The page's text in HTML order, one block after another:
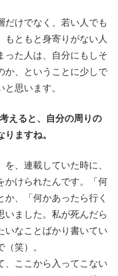
けでなく、若い人でも
もともと身寄りがない人
った人は、自分にもしそ
か、ということに少しで
思います。
えると、自分の周りの
ますね。
、連載していた時に、
かけられたんです。「何
、「何かあったら行く
いました。私が死んだら
いなことばかり書いてい
笑）。
ここから入ってこない